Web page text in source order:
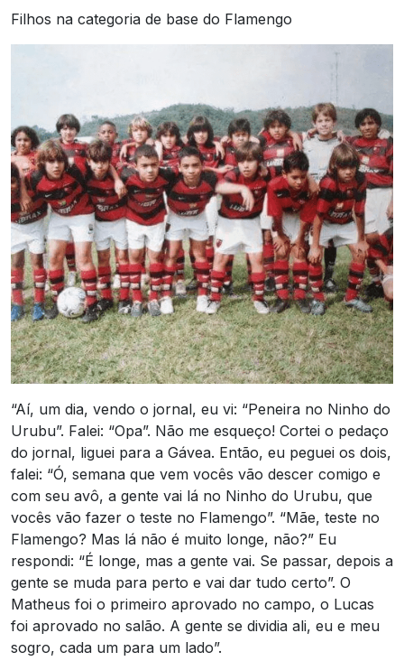
Filhos na categoria de base do Flamengo
“Aí, um dia, vendo o jornal, eu vi: “Peneira no Ninho do
Urubu”. Falei: “Opa”. Não me esqueço! Cortei o pedaço
do jornal, liguei para a Gávea. Então, eu peguei os dois,
falei: “Ó, semana que vem vocês vão descer comigo e
com seu avô, a gente vai lá no Ninho do Urubu, que
vocês vão fazer o teste no Flamengo”. “Mãe, teste no
Flamengo? Mas lá não é muito longe, não?” Eu
respondi: “É longe, mas a gente vai. Se passar, depois a
gente se muda para perto e vai dar tudo certo”. O
Matheus foi o primeiro aprovado no campo, o Lucas
foi aprovado no salão. A gente se dividia ali, eu e meu
sogro, cada um para um lado”.